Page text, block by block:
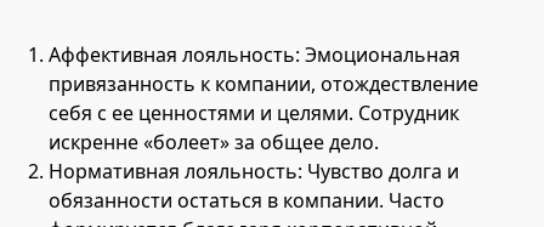
Аффективная лояльность: Эмоциональная
привязанность к компании, отождествление
себя с ее ценностями и целями. Сотрудник
искренне «болеет» за общее дело.
Нормативная лояльность: Чувство долга и
обязанности остаться в компании. Часто